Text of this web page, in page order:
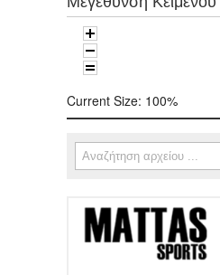
Current Size: 100%
Φόρμα αναζήτησης
Αναζήτηση